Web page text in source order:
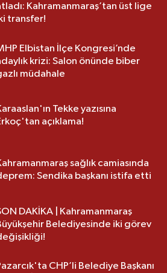
Kahramanmaraş’tan üst lige
transfer!
Elbistan İlçe Kongresi’nde
krizi: Salon önünde biber
müdahale
Tekke yazısına
açıklama!
sağlık camiasında
Sendika başkanı istifa etti
DAKİKA | Kahramanmaraş
Belediyesinde iki görev
CHP’li Belediye Başkanı